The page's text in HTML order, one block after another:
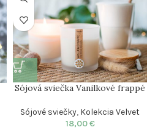
Sójová sviečka Vanilkové frappé
Sójové sviečky, Kolekcia Velvet
18,00€